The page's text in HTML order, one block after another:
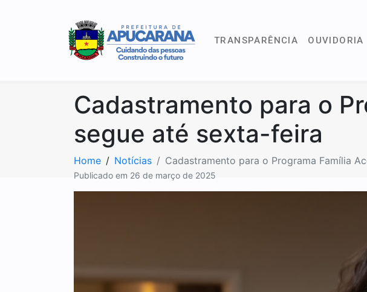
TRANSPARÊNCIA OUVIDORIA
Cadastramento para o
segue até sexta-feira
Home Notícias Cadastramento para o Programa Família
Publicado em 26 de março de 2025